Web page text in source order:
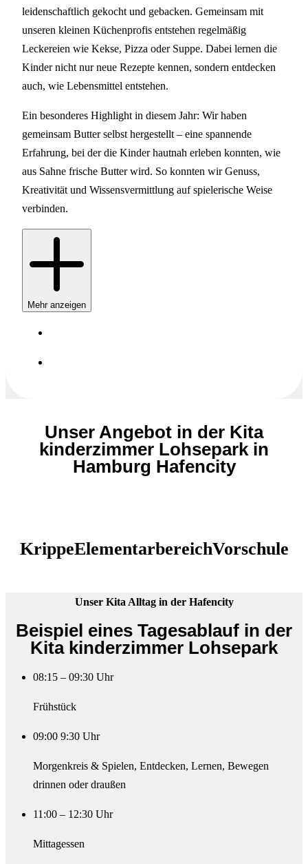
leidenschaftlich gekocht und gebacken. Gemeinsam mit
unseren kleinen Küchenprofis entstehen regelmäßig
Leckereien wie Kekse, Pizza oder Suppe. Dabei lernen die
Kinder nicht nur neue Rezepte kennen, sondern entdecken
auch, wie Lebensmittel entstehen.
Ein besonderes Highlight in diesem Jahr: Wir haben
gemeinsam Butter selbst hergestellt – eine spannende
Erfahrung, bei der die Kinder hautnah erleben konnten, wie
aus Sahne frische Butter wird. So konnten wir Genuss,
Kreativität und Wissensvermittlung auf spielerische Weise
verbinden.
Mehr anzeigen
Unser Angebot in der Kita
kinderzimmer Lohsepark in
Hamburg Hafencity
KrippeElementarbereichVorschule
Unser Kita Alltag in der Hafencity
Beispiel eines Tagesablauf in der
Kita kinderzimmer Lohsepark
08:15 – 09:30 Uhr
Frühstück
09:00 9:30 Uhr
Morgenkreis & Spielen, Entdecken, Lernen, Bewegen
drinnen oder draußen
11:00 – 12:30 Uhr
Mittagessen